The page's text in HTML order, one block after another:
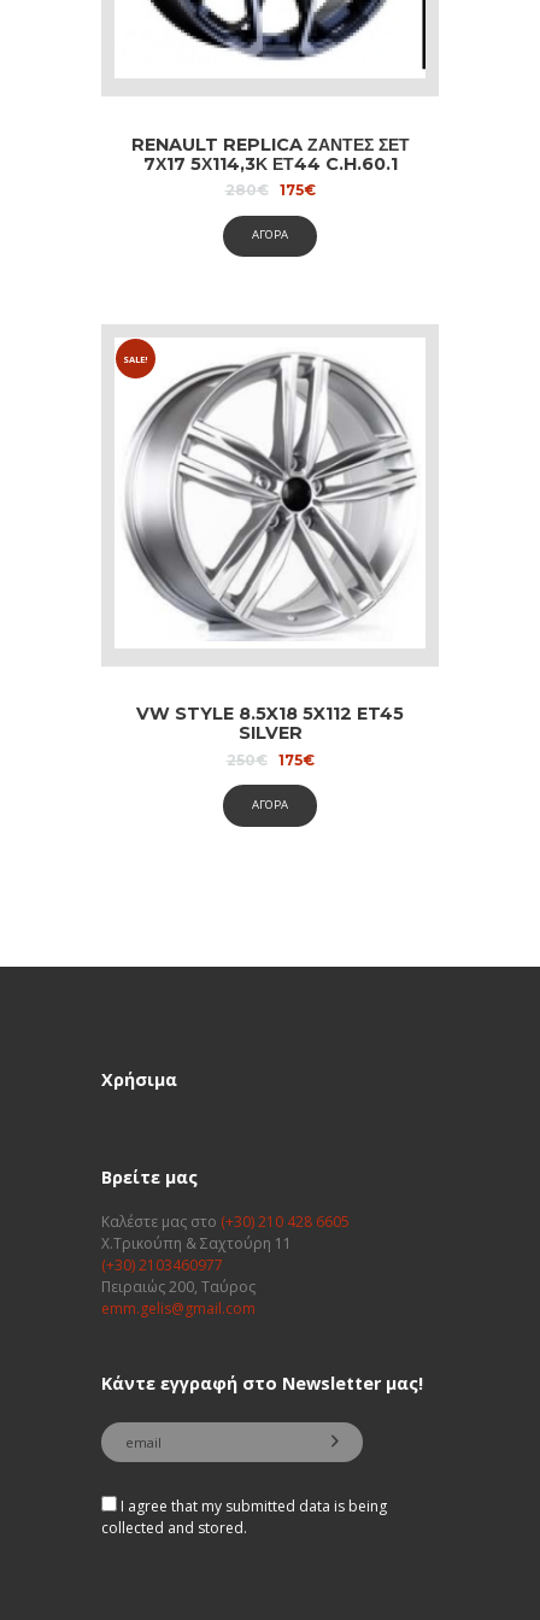
RENAULT REPLICA ΖΑΝΤΕΣ ΣΕΤ
7Χ17 5Χ114,3Κ ΕΤ44 C.H.60.1
BLACK DIAMOND
280€
Original
was:
280€.
175€Current
is:
175€.
ΑΓΟΡΑ
SALE!
VW STYLE 8.5X18 5X112 ET45
SILVER
250€
Original
was:
250€.
175€Current
is:
175€.
ΑΓΟΡΑ
Χρήσιμα
Βρείτε μας
Καλέστε μας στο (+30) 210 428 6605
Χ.Τρικούπη & Σαχτούρη 11
(+30) 2103460977
Πειραιώς 200, Ταύρος
emm.gelis@gmail.com
Κάντε εγγραφή στο Newsletter μας!
I agree that my submitted data is being
collected and stored.